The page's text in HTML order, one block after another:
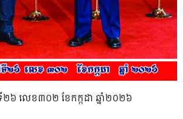
ទី២៦ លេខ៣០២ ខែកក្កដា ឆ្នាំ២០២៦